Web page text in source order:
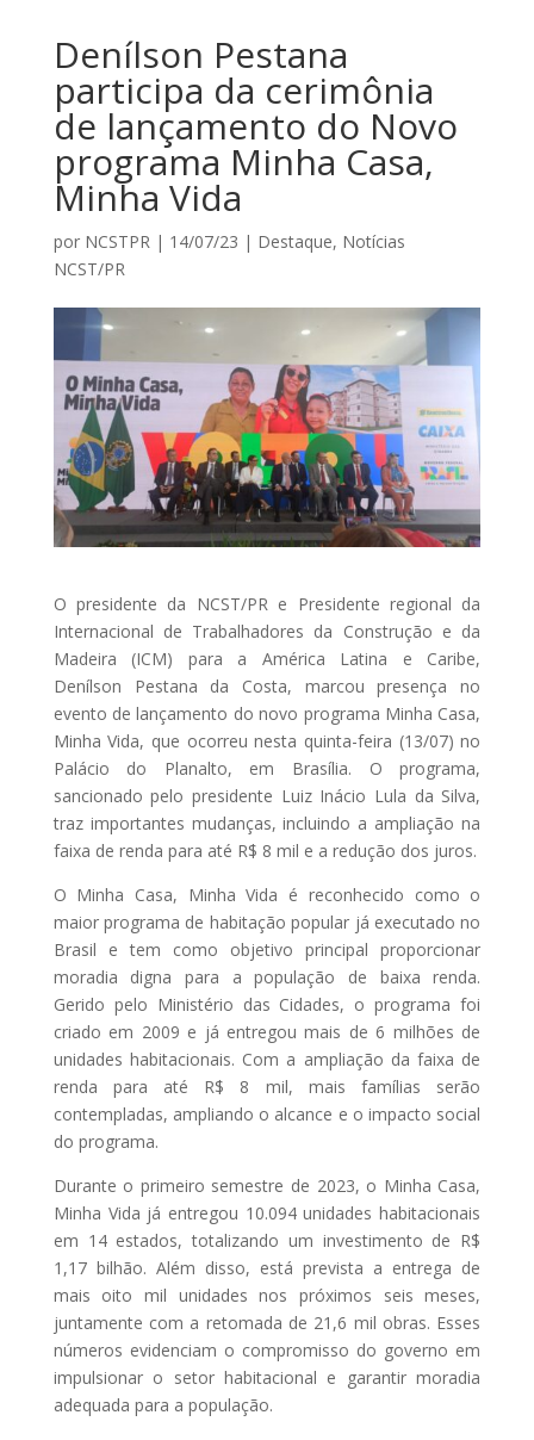
Denílson Pestana
participa da cerimônia
de lançamento do Novo
programa Minha Casa,
Minha Vida
por NCSTPR| 14/07/23 | Destaque, Notícias
NCST/PR
O presidente da NCST/PR e Presidente regional da
Internacional de Trabalhadores da Construção e da
Madeira (ICM) para a América Latina e Caribe,
Denílson Pestana da Costa, marcou presença no
evento de lançamento do novo programa Minha Casa,
Minha Vida, que ocorreu nesta quinta-feira (13/07) no
Palácio do Planalto, em Brasília. O programa,
sancionado pelo presidente Luiz Inácio Lula da Silva,
traz importantes mudanças, incluindo a ampliação na
faixa de renda para até R$ 8 mil e a redução dos juros.
O Minha Casa, Minha Vida é reconhecido como o
maior programa de habitação popular já executado no
Brasil e tem como objetivo principal proporcionar
moradia digna para a população de baixa renda.
Gerido pelo Ministério das Cidades, o programa foi
criado em 2009 e já entregou mais de 6 milhões de
unidades habitacionais. Com a ampliação da faixa de
renda para até R$ 8 mil, mais famílias serão
contempladas, ampliando o alcance e o impacto social
do programa.
Durante o primeiro semestre de 2023, o Minha Casa,
Minha Vida já entregou 10.094 unidades habitacionais
em 14 estados, totalizando um investimento de R$
1,17 bilhão. Além disso, está prevista a entrega de
mais oito mil unidades nos próximos seis meses,
juntamente com a retomada de 21,6 mil obras. Esses
números evidenciam o compromisso do governo em
impulsionar o setor habitacional e garantir moradia
adequada para a população.